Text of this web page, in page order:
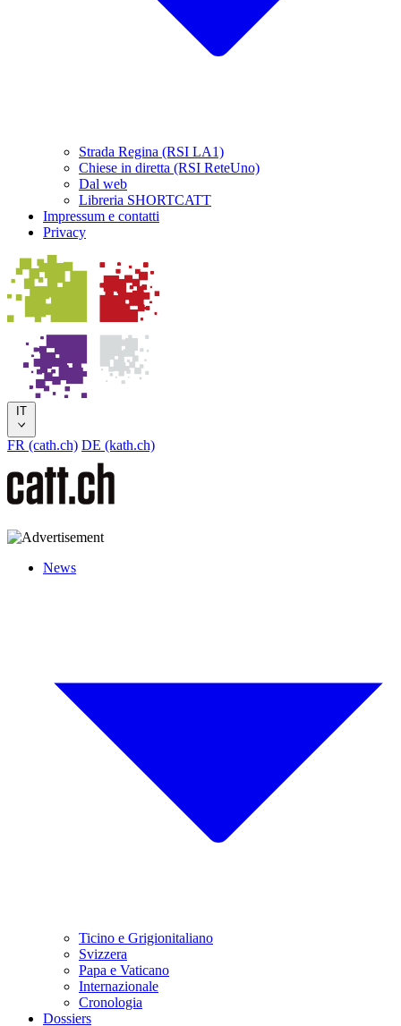
Strada Regina (RSI LA1)
Chiese in diretta (RSI ReteUno)
Dal web
Libreria SHORTCATT
Impressum e contatti
Privacy
IT
FR (cath.ch) DE (kath.ch)
News
Ticino e Grigionitaliano
Svizzera
Papa e Vaticano
Internazionale
Cronologia
Dossiers